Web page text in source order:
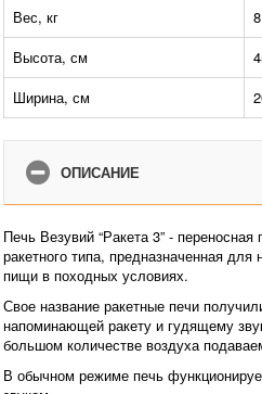
Вес, кг
8
Высота, см
Ширина, см
ОПИСАНИЕ
Печь Везувий “Ракета 3” - переносная
ракетного типа, предназначенная для
пищи в походных условиях.
Свое название ракетные печи
напоминающей ракету и гудящему
большом количестве воздуха
В обычном режиме печь